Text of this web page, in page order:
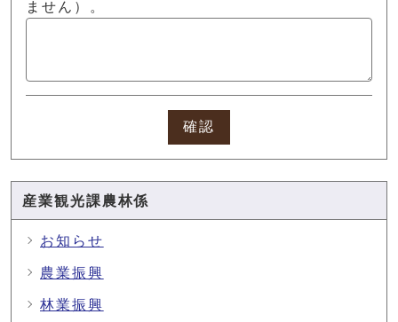
ません）。
確認
産業観光課農林係
お知らせ
農業振興
林業振興